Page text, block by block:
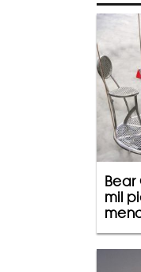
Bear
mil